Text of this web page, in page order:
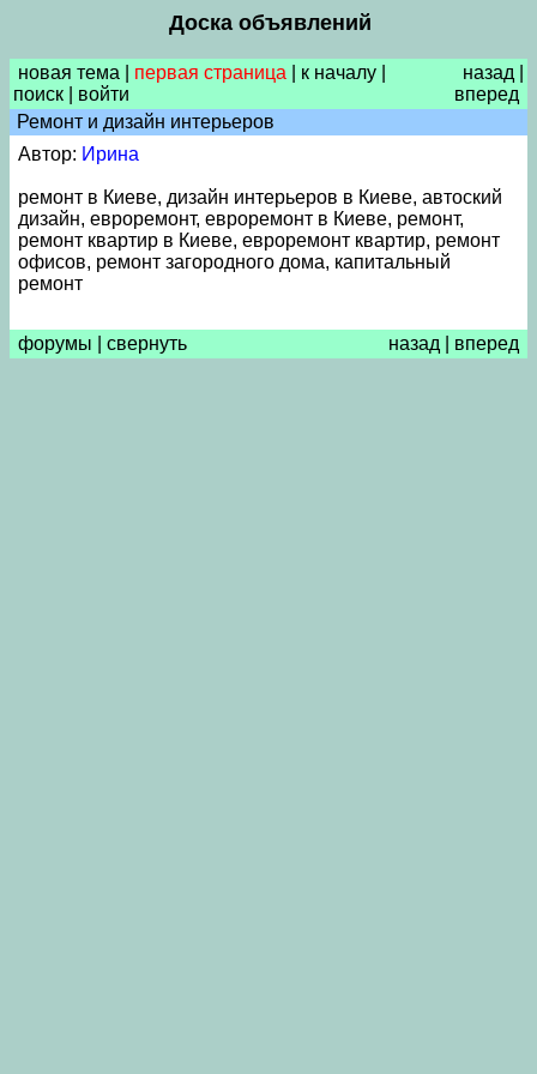
Доска объявлений
новая тема первая страница к началу
поиск
войти
назад
вперед
Ремонт и дизайн интерьеров
Автор: Ирина
ремонт в Киеве, дизайн интерьеров в Киеве, автоский
дизайн, евроремонт, евроремонт в Киеве, ремонт,
ремонт квартир в Киеве, евроремонт квартир, ремонт
офисов, ремонт загородного дома, капитальный
ремонт
форумы свернуть назад вперед